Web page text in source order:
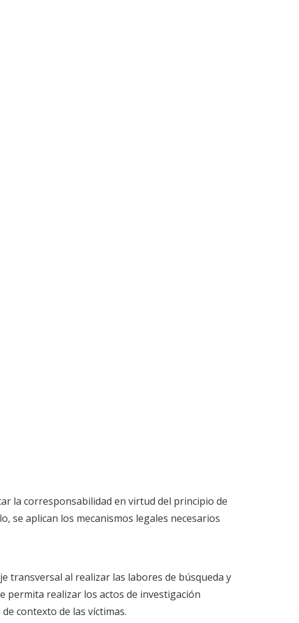
la corresponsabilidad en virtud del principio de
se aplican los mecanismos legales necesarios
transversal al realizar las labores de búsqueda y
permita realizar los actos de investigación
contexto de las víctimas.